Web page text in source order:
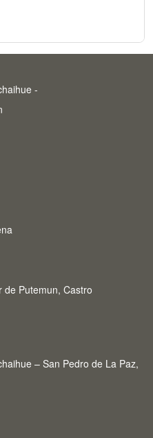
-
de Putemun, Castro
– San Pedro de La Paz,